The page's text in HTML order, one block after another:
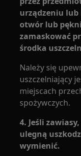
urządzeniu lub
otwór lub
zamaskować
środka
Należy się
uszczelniający
miejscach
spożywczych.
4. Jeśli
ulegną
wymienić.